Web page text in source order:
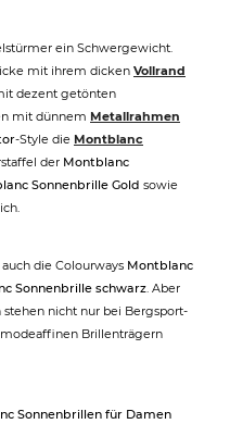
ein Schwergewicht.
mit ihrem dicken Vollrand
dezent getönten
mit dünnem Metallrahmen
-Style die Montblanc
der Montblanc
Sonnenbrille Gold sowie
die Colourways Montblanc
Sonnenbrille schwarz. Aber
stehen nicht nur bei Bergsport-
Brillenträgern
Sonnenbrillen für Damen